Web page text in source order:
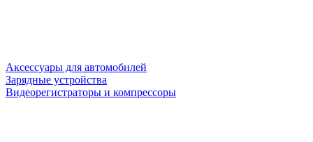
Аксессуары для автомобилей
Зарядные устройства
Видеорегистраторы и компрессоры